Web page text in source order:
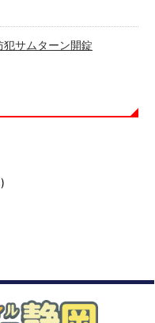
サムターン開錠